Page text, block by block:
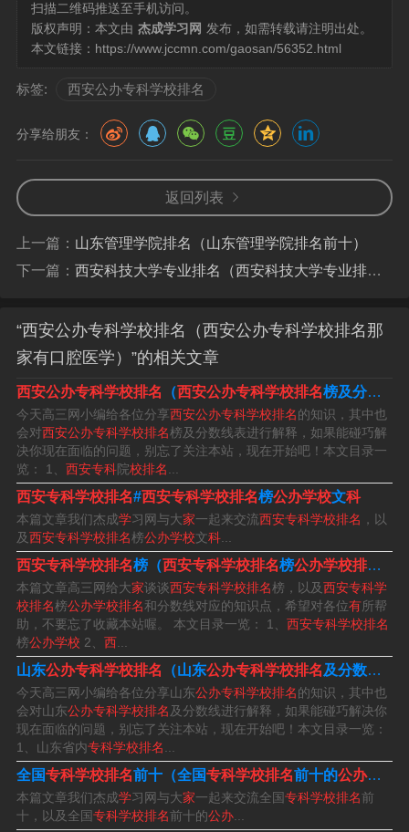
西北大学：全国综合排名第68位，是一所以文、理、工、
管、医学为主干，多学科协调发展的综合性大学。
陕西公办高职院校排名如下：陕西工业职业技术学院 陕西
工业职业技术学院是1999年3月，由创办于1950年的国家
级重点中专——咸阳机器制造学校改制升格的省属全日制
根据中国科教网发布的金平果2021-2022年中国高职高专
院校竞争力排行榜，以下为陕西省最好的十所公办大专院
校名单及其全国排名。陕西工业职业技术学院：全国第9。
西安职高学校排名榜公办学校
西安职高学校排名榜：陕西医科学校。西安东方艺术职业
学校。西安市明珠职业学校。陕西省高教系统职业中等专
业学校。西安培华学院附属职业中等专业学校。西安旅游
烹饪职业学校。西安交通职业学校等。
西安职高学校排名榜公办学校：陕西工业职业技术学院、
杨凌职业技术学院、陕西铁路工程职业技术学院。
西安公办大专前十名如下：西安高职专科学校排名前三的
为陕西职业技术学院、西安航空职业技术学院、西安医学
高等专科学校。陕西职业技术学院 陕西职业技术学院是一
所全日制公办高等职业学校。
第十名：西安博雅艺术职业中学 优势：善于培养艺术生。
西安万象职业中学是陕西省公办职业高中中排名第一的学
校。该校的优势在于艺考上线率高，专业水平高。该校202
0年陕西美术联考状元就出自该校。然而，该校目前只招收
文科艺术生，并且入学前需要通过审美考试。
扫描二维码推送至手机访问。
版权声明：本文由 杰成学习网 发布，如需转载请注明出处。
本文链接： https://www.jccmn.com/gaosan/56352.html
标签: 西安公办专科学校排名
分享给朋友：
返回列表
上一篇： 山东管理学院排名（山东管理学院排名前十）
下一篇： 西安科技大学专业排名（西安科技大学专业排名一览表）
“西安公办专科学校排名（西安公办专科学校排名那
家有口腔医学）”的相关文章
西安公办专科学校排名 （西安公办专科学校排名榜及分数线表）
今天高三网小编给各位分享西安公办专科学校排名的知识，其中也
会对西安公办专科学校排名榜及分数线表进行解释，如果能碰巧解
决你现在面临的问题，别忘了关注本站，现在开始吧！本文目录一
览： 1、 西安专科院校排名
西安专科学校排名#西安专科学校排名榜公办学校文科
本篇文章我们杰成学习网与大家一起来交流西安专科学校排名 ，以
及西安专科学校排名榜公办学校文科
西安专科学校排名榜（西安专科学校排名榜公办学校排名
本篇文章高三网给大家谈谈西安专科学校排名榜，以及西安专科学
校排名榜公办学校排名和分数线对应的知识点，希望对各位有所帮
助，不要忘了收藏本站喔。 本文目录一览： 1、 西安专科学校排名
榜公办学校 2、 西
山东公办专科学校排名 （山东公办专科学校排名及分数线）
今天高三网小编给各位分享山东公办专科学校排名的知识，其中也
会对山东公办专科学校排名 及分数线进行解释，如果能碰巧解决你
现在面临的问题，别忘了关注本站，现在开始吧！本文目录一览：
1、山东省内专科学校排名
全国专科学校排名前十（全国专科学校排名前十的公办学校
本篇文章我们杰成学习网与大家一起来交流全国专科学校排名前
十，以及全国专科学校排名前十的公办